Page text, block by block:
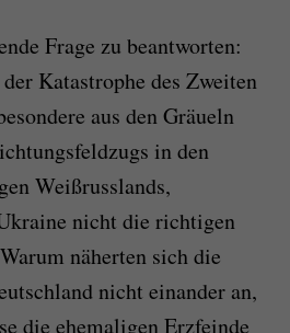
Frage zu beantworten:
Katastrophe des Zweiten
aus den Gräueln
in den
Weißrusslands,
nicht die richtigen
näherten sich die
nicht einander an,
die ehemaligen Erzfeinde